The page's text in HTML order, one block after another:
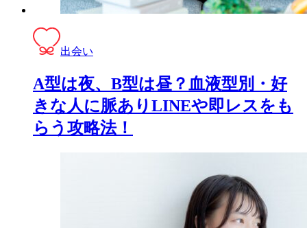
出会い
A型は夜、B型は昼？血液型別・好
きな人に脈ありLINEや即レスをも
らう攻略法！